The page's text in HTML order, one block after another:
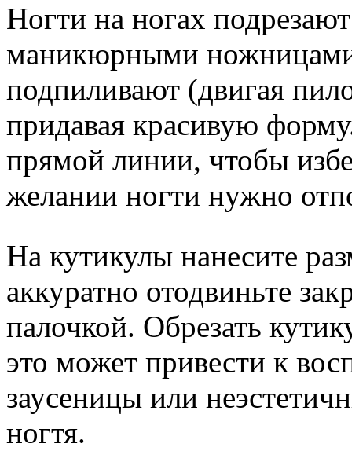
Ногти на ногах
маникюрными
подпиливают (двигая
придавая красивую
прямой линии, чтобы
желании ногти нужно
На кутикулы нанесите
аккуратно отодвиньте
палочкой. Обрезать
это может привести к
заусеницы или
ногтя.